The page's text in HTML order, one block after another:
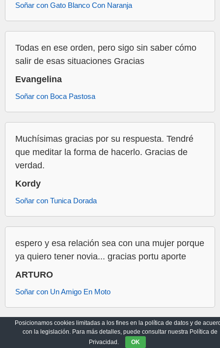
Soñar con Gato Blanco Con Naranja
Todas en ese orden, pero sigo sin saber cómo
salir de esas situaciones Gracias
Evangelina
Soñar con Boca Pastosa
Muchísimas gracias por su respuesta. Tendré
que meditar la forma de hacerlo. Gracias de
verdad.
Kordy
Soñar con Tunica Dorada
espero y esa relación sea con una mujer porque
ya quiero tener novia... gracias portu aporte
ARTURO
Soñar con Un Amigo En Moto
Archivo Política de Privacidad
Sueños Místicos|Todos los Derechos Reservados.
Posicionamos cookies limitadas a los fines en la política de datos y de
con la legislación. Para más detalles, puede consultar nuestra Política de
Privacidad.
OK